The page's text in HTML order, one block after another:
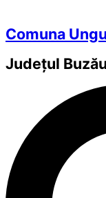
Comuna
Județul Buzău